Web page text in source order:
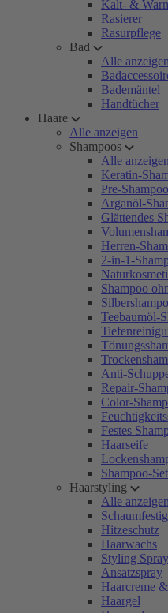
Kalt- &
Rasierer
Rasurpflege
Bad
Alle anzeigen
Bademäntel
Handtücher
Haare
Alle anzeigen
Shampoos
Alle anzeigen
Keratin-
Pre-Shampoo
Arganöl-
Glättendes
Herren-
2-in-1-
Shampoo
Teebaumöl-
Anti-
Repair-
Color-
Festes
Haarseife
Shampoo-
Haarstyling
Alle anzeigen
Hitzeschutz
Haarwachs
Styling Spray
Ansatzspray
Haarcreme
Haargel